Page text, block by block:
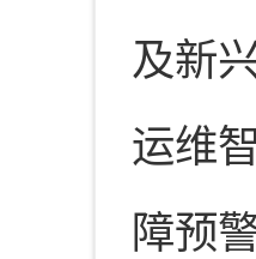
及新
运维
障预